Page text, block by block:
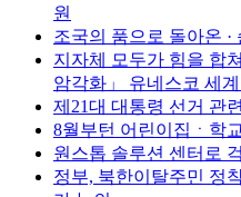
원
조국의 품으로 돌아온 ·
지자체 모두가 힘을 합
암각화」 유네스코 세
제21대 대통령 선거 관
8월부턴 어린이집ㆍ학
원스톱 솔루션 센터로
정부, 북한이탈주민 정